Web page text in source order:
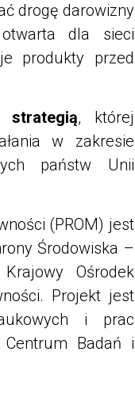
drogę darowizny
otwarta dla sieci
produkty przed
strategią, której
w zakresie
państw Unii
(PROM) jest
Środowiska –
Ośrodek
Projekt jest
i prac
Centrum Badań i